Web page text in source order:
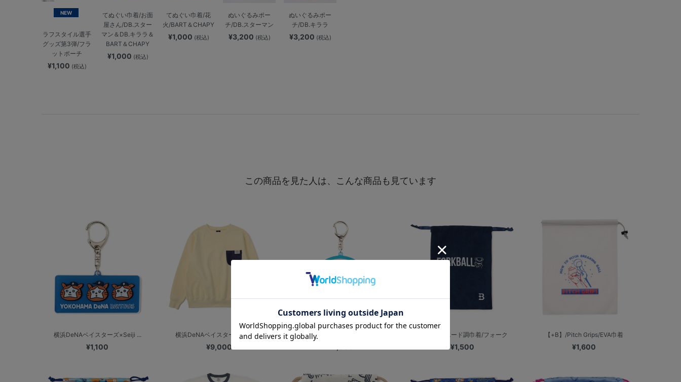
NEW
ラフスタイル選手
グッズ第3弾/フラ
ットポーチ
¥1,100 (税込)
てぬぐい巾着/お面
屋さん/DB.スター
マン＆DB.キララ＆
BART＆CHAPY
¥1,000 (税込)
てぬぐい巾着/花
火/BART＆CHAPY
¥1,000 (税込)
ぬいぐるみポー
チ/DB.スターマン
¥3,200 (税込)
ぬいぐるみポー
チ/DB.キララ
¥3,200 (税込)
この商品を見た人は、こんな商品も見ています
横浜DeNAベイスターズ×Seiji ...
¥1,100
横浜DeNAベイスターズ×Seiji ...
¥9,000
横浜DeNAベイスターズ×Seiji ... 【+B】/スエード調巾着/フォーク
¥1,500
【+B】/Pitch Grips/EVA巾着
¥1,600